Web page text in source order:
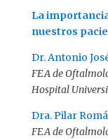
La
nuestros
Dr. Antonio
FEA de
Hospital
Dra. Pilar
FEA de